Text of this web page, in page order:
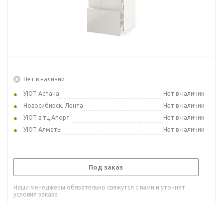
Нет в наличии
УЮТ Астана
Нет в наличии
Новосибирск, Лента
Нет в наличии
УЮТ в тц Апорт
Нет в наличии
УЮТ Алматы
Нет в наличии
Под заказ
Наши менеджеры обязательно свяжутся с вами и уточнят
условия заказа